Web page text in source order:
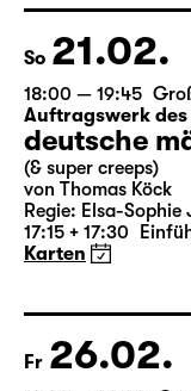
Regie: Enrico Lübbe
Karten
So 21.02.
18:00 — 19:45
Auftragswerk des
deutsche
(& super creeps)
17:15 + 17:30
Karten